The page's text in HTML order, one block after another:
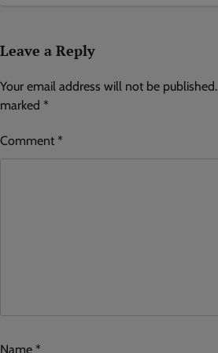
Leave a Reply
Your email address will not be published.
marked *
Comment *
Name *